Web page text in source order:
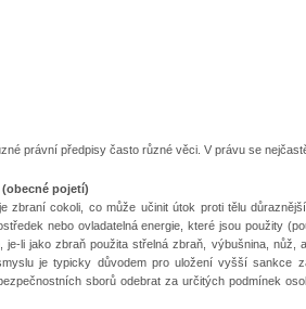
právní předpisy často různé věci. V právu se
pojetí)
zbraní cokoli, co může učinit útok proti tělu
nebo ovladatelná energie, které jsou použity
je-li jako zbraň použita střelná zbraň, výbušnina, nůž,
je typicky důvodem pro uložení vyšší sankce
sborů odebrat za určitých podmínek